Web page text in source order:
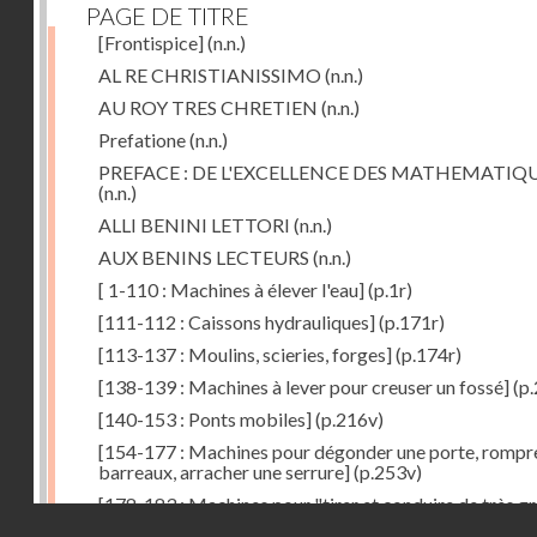
PAGE DE TITRE
[Frontispice](n.n.)
AL RE CHRISTIANISSIMO (n.n.)
AU ROY TRES CHRETIEN (n.n.)
Prefatione(n.n.)
PREFACE : DE L'EXCELLENCE DES
(n.n.)
ALLI BENINI LETTORI (n.n.)
AUX BENINS LECTEURS (n.n.)
[ 1-110 : Machines à élever l'eau](p.1r)
[111-112 : Caissons hydrauliques](p.171r)
[113-137 : Moulins, scieries, forges](p.174r)
[138-139 : Machines à lever pour creuser un fossé]
[140-153 : Ponts mobiles](p.216v)
[154-177 : Machines pour dégonder une porte,
barreaux, arracher une serrure](p.253v)
[178-183 : Machines pour "tirer et conduire de très